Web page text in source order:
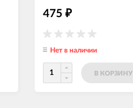
475 ₽
Нет в наличии
В КОРЗИНУ